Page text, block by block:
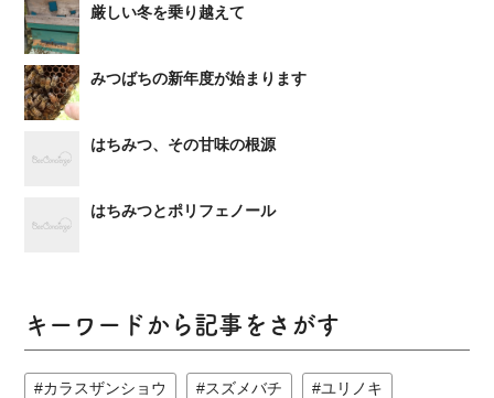
厳しい冬を乗り越えて
みつばちの新年度が始まります
はちみつ、その甘味の根源
はちみつとポリフェノール
キーワードから記事をさがす
カラスザンショウ スズメバチ ユリノキ